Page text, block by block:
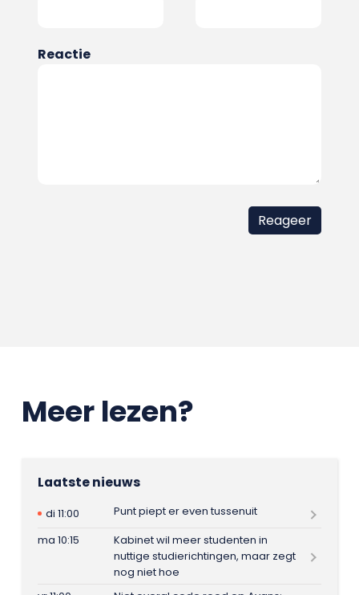
Reactie
Meer lezen?
Laatste nieuws
di 11:00
Punt piept er even tussenuit
ma 10:15
Kabinet wil meer studenten in
nuttige studierichtingen, maar zegt
nog niet hoe